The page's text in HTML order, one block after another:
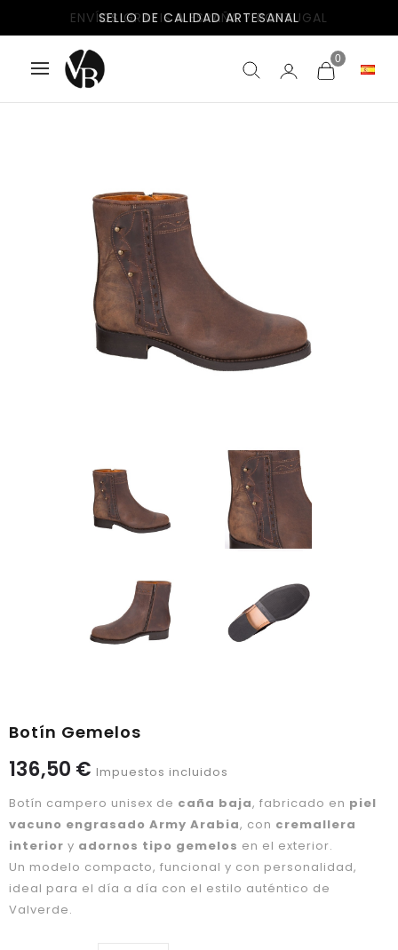
ENVÍOS GRATIS A ESPAÑA Y PORTUGAL
0
Botín Gemelos
136,50 € Impuestos incluidos
Botín campero unisex de caña baja, fabricado en piel
vacuno engrasado Army Arabia, con cremallera
interior y adornos tipo gemelos en el exterior.
Un modelo compacto, funcional y con personalidad,
ideal para el día a día con el estilo auténtico de
Valverde.